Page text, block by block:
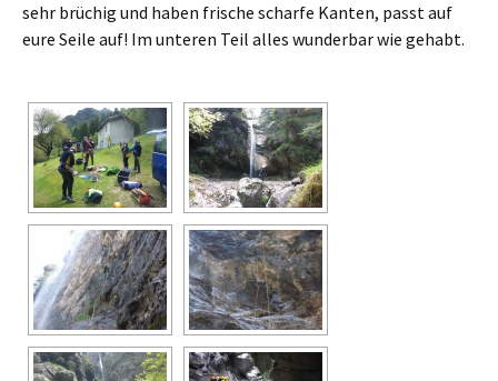
sehr brüchig und haben frische scharfe Kanten, passt auf
eure Seile auf! Im unteren Teil alles wunderbar wie gehabt.